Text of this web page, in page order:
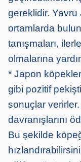
gereklidir. Yavru
ortamlarda
tanışmaları,
olmalarına
* Japon
gibi pozitif
sonuçlar
davranışlarını
Bu şekilde